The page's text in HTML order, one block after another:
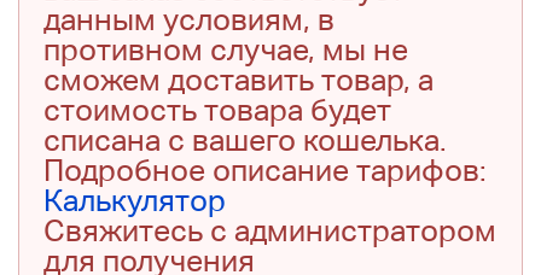
данным условиям, в
противном случае, мы не
сможем доставить товар, а
стоимость товара будет
списана с вашего кошелька.
Подробное описание тарифов:
Калькулятор
Свяжитесь с администратором
для получения